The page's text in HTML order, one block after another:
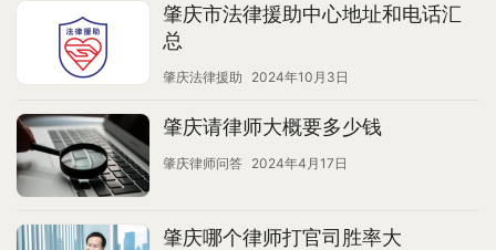
肇庆市法律援助中心地址和电话汇
总
肇庆法律援助 2024年10月3日
肇庆请律师大概要多少钱
肇庆律师问答 2024年4月17日
肇庆哪个律师打官司胜率大